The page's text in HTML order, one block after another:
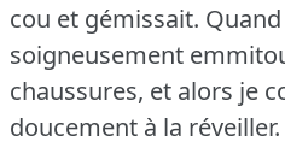
cou et gémissait.
soigneusement
chaussures, et alors je
doucement à la réveiller.